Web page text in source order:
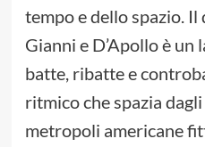
tempo e dello spazio. Il
Gianni e D’Apollo è
batte, ribatte e
ritmico che spazia
metropoli americane